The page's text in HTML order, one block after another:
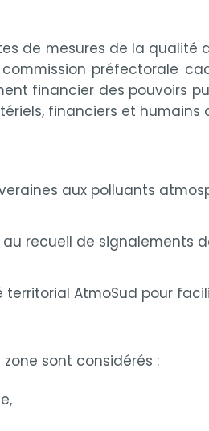
de mesures de la qualité
préfectorale
financier des pouvoirs
financiers et humains
aux polluants
recueil de signalements
territorial AtmoSud pour
sont considérés :